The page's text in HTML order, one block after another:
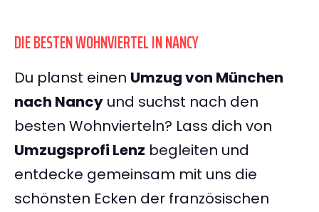
DIE BESTEN WOHNVIERTEL IN NANCY
Du planst einen Umzug von München
nach Nancy und suchst nach den
besten Wohnvierteln? Lass dich von
Umzugsprofi Lenz begleiten und
entdecke gemeinsam mit uns die
schönsten Ecken der französischen